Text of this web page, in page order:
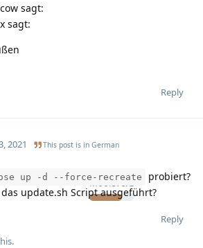
sagt:
sagt:
Reply
Moolevel3
2021 This post is in German
up -d --force-recreate
probiert?
update.sh Script ausgeführt?
Reply